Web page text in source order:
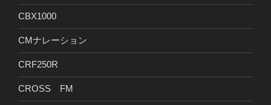
CBX1000
CMナレーション
CRF250R
CROSS FM